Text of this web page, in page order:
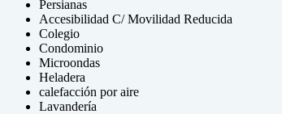
Persianas
Accesibilidad C/ Movilidad Reducida
Colegio
Condominio
Microondas
Heladera
calefacción por aire
Lavandería